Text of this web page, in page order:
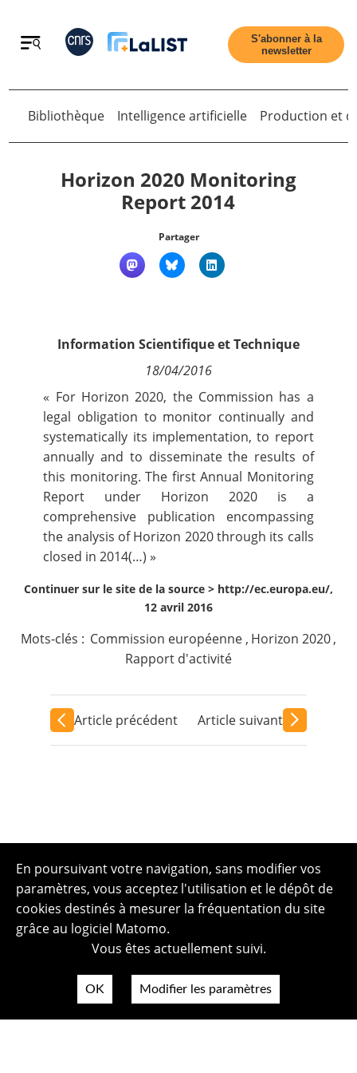
Retour
Nous suivre
S'abonner à la
newsletter
Bibliothèque Intelligence artificielle Production et
Horizon 2020 Monitoring
Report 2014
Partager
Information Scientifique et Technique
18/04/2016
« For Horizon 2020, the Commission has a
legal obligation to monitor continually and
systematically its implementation, to report
annually and to disseminate the results of
this monitoring. The first Annual Monitoring
Report under Horizon 2020 is a
comprehensive publication encompassing
the analysis of Horizon 2020 through its calls
closed in 2014(…) »
Continuer sur le site de la source > http://ec.europa.eu/,
12 avril 2016
Mots-clés : Commission européenne , Horizon 2020,
Rapport d'activité
Article précédent Article suivant
En poursuivant votre navigation, sans modifier vos
paramètres, vous acceptez l'utilisation et le dépôt de
cookies destinés à mesurer la fréquentation du site
grâce au logiciel Matomo.
Vous êtes actuellement suivi.
OK Modifier les paramètres